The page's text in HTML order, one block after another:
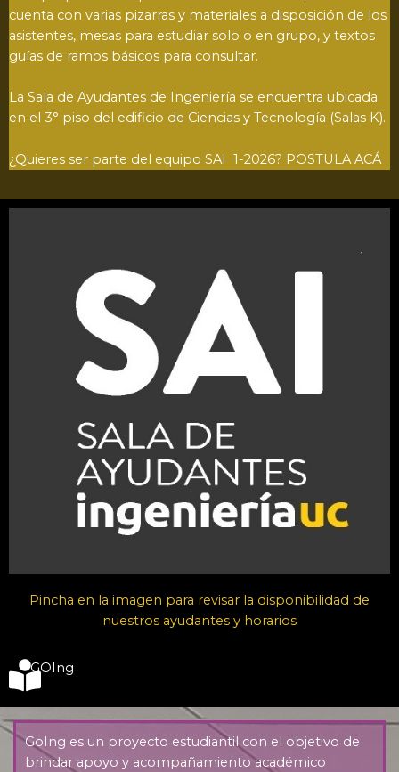
cuenta con varias pizarras y materiales a disposición de los
asistentes, mesas para estudiar solo o en grupo, y textos
guías de ramos básicos para consultar.
La Sala de Ayudantes de Ingeniería se encuentra ubicada
en el 3° piso del edificio de Ciencias y Tecnología (Salas K).
¿Quieres ser parte del equipo SAI 1-2026? POSTULA ACÁ
Pincha en la imagen para revisar la disponibilidad de
nuestros ayudantes y horarios
GOIng
GoIng es un proyecto estudiantil con el objetivo de
brindar apoyo y acompañamiento académico